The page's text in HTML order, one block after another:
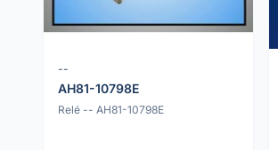
--
AH81-10798E
Relé -- AH81-10798E